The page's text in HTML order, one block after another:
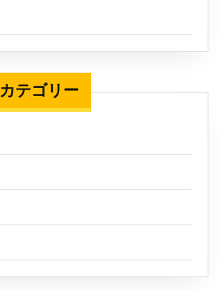
カテゴリー